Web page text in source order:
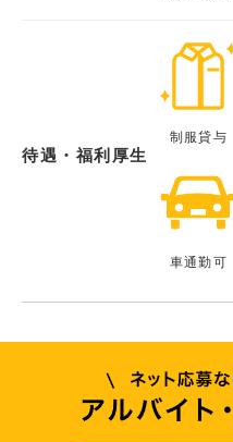
待遇・福利厚生
制服貸与
車通勤可